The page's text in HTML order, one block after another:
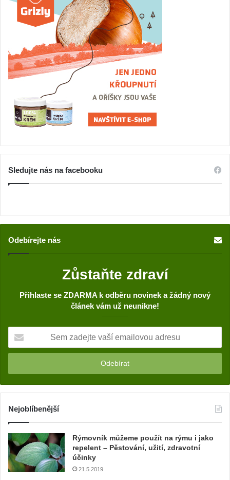
Sledujte nás na facebooku
Odebírejte nás
Zůstaňte zdraví
Přihlaste se ZDARMA k odběru novinek a žádný nový
článek vám už neunikne!
m
a
d
j
v
a
š
í
Nejoblíbenější
Rýmovník můžeme použít na rýmu i jako
repelent – Pěstování, užití, zdravotní
účinky
21.5.2019